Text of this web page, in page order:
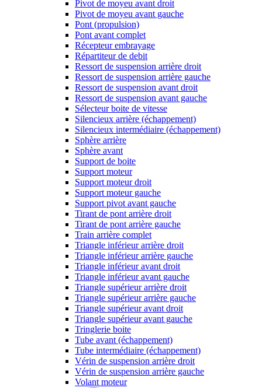
Pivot de moyeu avant droit
Pivot de moyeu avant gauche
Pont (propulsion)
Pont avant complet
Récepteur embrayage
Répartiteur de debit
Ressort de suspension arrière droit
Ressort de suspension arrière gauche
Ressort de suspension avant droit
Ressort de suspension avant gauche
Sélecteur boite de vitesse
Silencieux arrière (échappement)
Silencieux intermédiaire (échappement)
Sphère arrière
Sphère avant
Support de boite
Support moteur
Support moteur droit
Support moteur gauche
Support pivot avant gauche
Tirant de pont arrière droit
Tirant de pont arrière gauche
Train arrière complet
Triangle inférieur arrière droit
Triangle inférieur arrière gauche
Triangle inférieur avant droit
Triangle inférieur avant gauche
Triangle supérieur arrière droit
Triangle supérieur arrière gauche
Triangle supérieur avant droit
Triangle supérieur avant gauche
Tringlerie boite
Tube avant (échappement)
Tube intermédiaire (échappement)
Vérin de suspension arrière droit
Vérin de suspension arrière gauche
Volant moteur